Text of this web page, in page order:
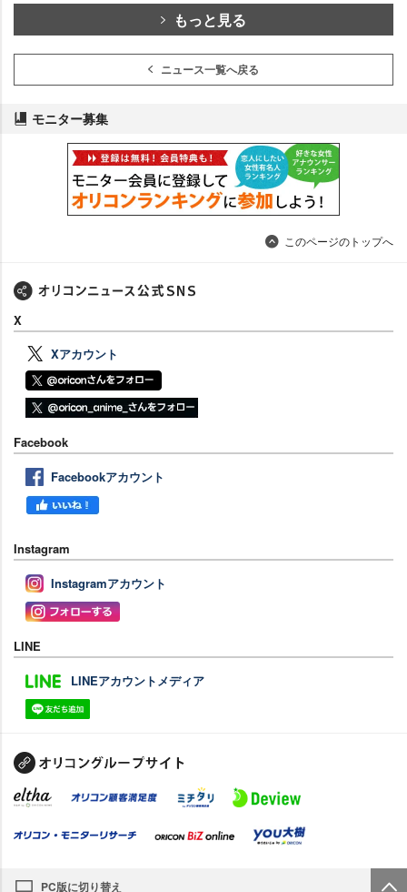
もっと見る
ニュース一覧へ戻る
モニター募集
このページのトップへ
X
Xアカウント
Facebook
Facebookアカウント
Instagram
Instagramアカウント
LINE
LINEアカウントメディア
PC版に切り替え